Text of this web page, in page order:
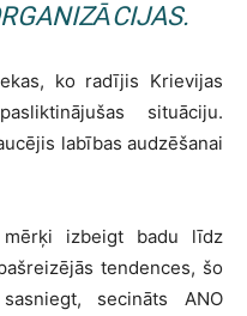
ko radījis Krievijas
situāciju.
labības audzēšanai
mērķi izbeigt badu līdz
tendences, šo
secināts ANO